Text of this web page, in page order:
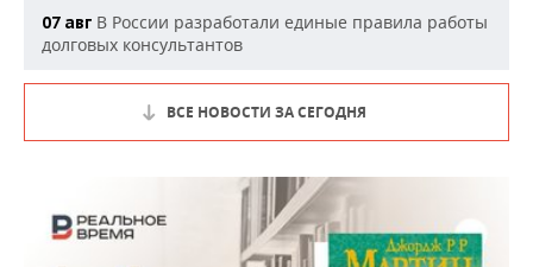
07 авг В России разработали единые правила работы
долговых консультантов
ВСЕ НОВОСТИ ЗА СЕГОДНЯ